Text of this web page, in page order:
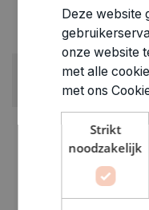
GEWICHT
ARTIKELNUMMER
1370003
Deze website
onze website
met alle
met ons
Strikt
noodzakelijk